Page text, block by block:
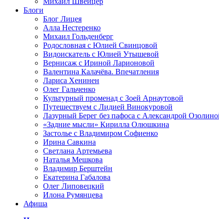
Блоги
Блог Лицея
Алла Нестеренко
Михаил Гольденберг
Родословная с Юлией Свинцовой
Видоискатель с Юлией Утышевой
Вернисаж с Ириной Ларионовой
Валентина Калачёва. Впечатления
Лариса Хенинен
Олег Гальченко
Культурный променад с Зоей Арнаутовой
Путешествуем с Лидией Винокуровой
Лазурный Берег без пафоса с Александрой
«Задние мысли» Кирилла Олюшкина
Застолье с Владимиром Софиенко
Ирина Савкина
Светлана Артемьева
Наталья Мешкова
Владимир Берштейн
Екатерина Габалова
Олег Липовецкий
Илона Румянцева
Афиша